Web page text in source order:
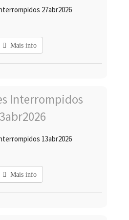
27abr2026
Mais info
13abr2026
Mais info